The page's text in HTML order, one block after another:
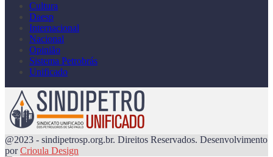
Cultura
Daesp
Internacional
Nacional
Opinião
Sistema Petrobrás
Unificado
@2023 - sindipetrosp.org.br. Direitos Reservados. Desenvolvimento
porCrioula Design